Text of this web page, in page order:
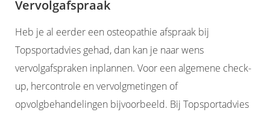
Vervolgafspraak
Heb je al eerder een osteopathie afspraak bij
Topsportadvies gehad, dan kan je naar wens
vervolgafspraken inplannen. Voor een algemene check-
up, hercontrole en vervolgmetingen of
opvolgbehandelingen bijvoorbeeld. Bij Topsportadvies